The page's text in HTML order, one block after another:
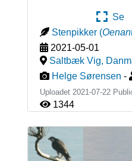
Se
Stenpikker (
2021-05-01
Saltbæk Vig,
Helge Sørensen -
Uploadet 2021-07-22
1344